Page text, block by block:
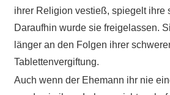
ihrer Religion vestieß, spiegelt ihre
Daraufhin wurde sie freigelassen.
länger an den Folgen ihrer
Tablettenvergiftung.
Auch wenn der Ehemann ihr nie